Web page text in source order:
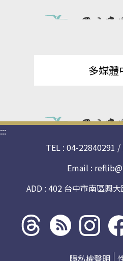
多媒體
:::
TEL : 04-22840291 /
Email :
ADD : 402 台中市南區興
Threads
社群
rss社
群
instagram
社群
社群
隱私權聲明